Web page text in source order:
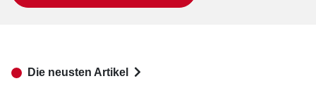
Die neusten Artikel